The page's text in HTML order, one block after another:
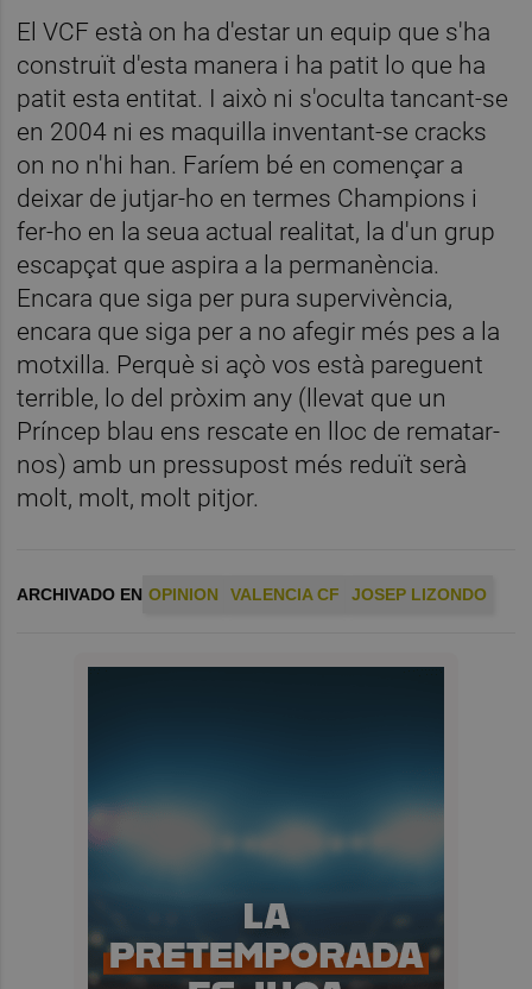
El VCF està on ha d'estar un equip que s'ha
construït d'esta manera i ha patit lo que ha
patit esta entitat. I això ni s'oculta tancant-se
en 2004 ni es maquilla inventant-se cracks
on no n'hi han. Faríem bé en començar a
deixar de jutjar-ho en termes Champions i
fer-ho en la seua actual realitat, la d'un grup
escapçat que aspira a la permanència.
Encara que siga per pura supervivència,
encara que siga per a no afegir més pes a la
motxilla. Perquè si açò vos està pareguent
terrible, lo del pròxim any (llevat que un
Príncep blau ens rescate en lloc de rematar-
nos) amb un pressupost més reduït serà
molt, molt, molt pitjor.
ARCHIVADO EN OPINION VALENCIA CF JOSEP LIZONDO